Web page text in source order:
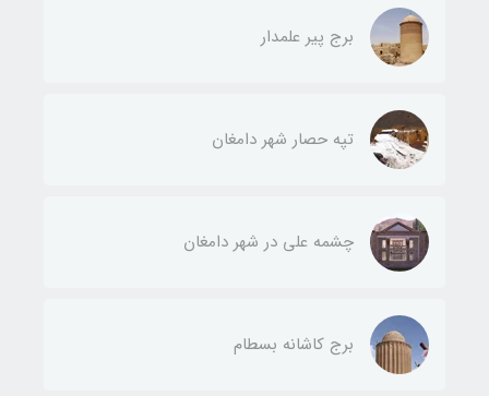
برج پیر علمدار
تپه حصار شهر دامغان
چشمه علی در شهر دامغان
برج کاشانه بسطام